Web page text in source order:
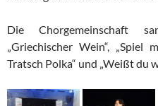
Die Chorgemeinschaft
„Griechischer Wein“, „Spiel
Tratsch Polka“ und „Weißt du